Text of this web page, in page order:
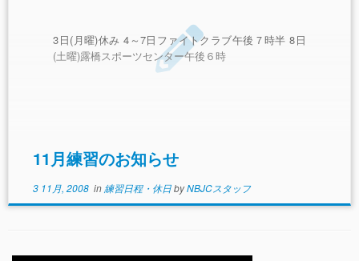
3日(月曜)休み 4～7日ファイトクラブ午後７時半 8日
(土曜)露橋スポーツセンター午後６時
11月練習のお知らせ
3 11月, 2008in練習日程・休日byNBJCスタッフ